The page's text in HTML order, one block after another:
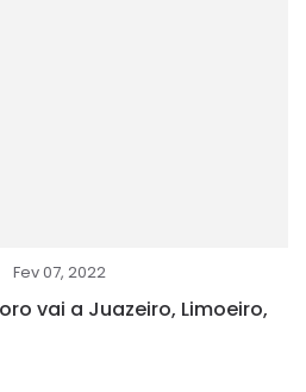
Fev 07, 2022
vai a Juazeiro, Limoeiro,